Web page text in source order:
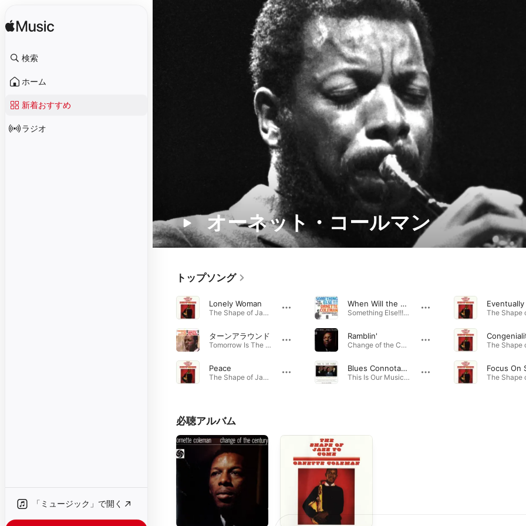
検索
ホーム
新着おすすめ
ラジオ
「ミュージック」で開く
オーネット・コールマン
トップソング
Lonely Woman
The Shape of Jazz to Come (2005 Remaster) · 1959年
ターンアラウンド
Tomorrow Is The Question! (The New Music of Ornette Coleman!) · 1959年
Peace
The Shape of Jazz to Come (2005 Remaster) · 1959年
When Will the Blues Leave?
Something Else!!!! (The Music of Ornette Coleman) · 1958年
Ramblin'
Change of the Century · 1960年
Blues Connotation
This Is Our Music · 1961年
Eventually
Focus On
必聴アルバム